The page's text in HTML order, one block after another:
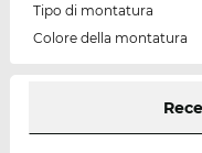
Tipo di montatura
Colore della montatura